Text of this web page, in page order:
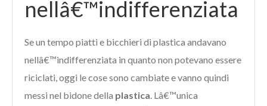
nellâ€™indifferenziata
Se un tempo piatti e bicchieri di plastica andavano
nellâ€™indifferenziata in quanto non potevano essere
riciclati, oggi le cose sono cambiate e vanno quindi
messi nel bidone della plastica. Lâ€™unica